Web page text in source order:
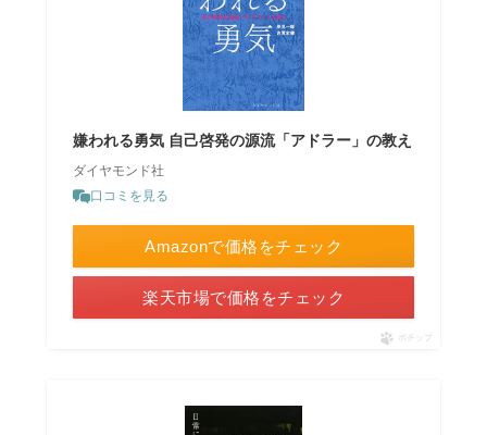
嫌われる勇気 自己啓発の源流「アドラー」の教え
ダイヤモンド社
口コミを見る
Amazonで価格をチェック
楽天市場で価格をチェック
ポチップ